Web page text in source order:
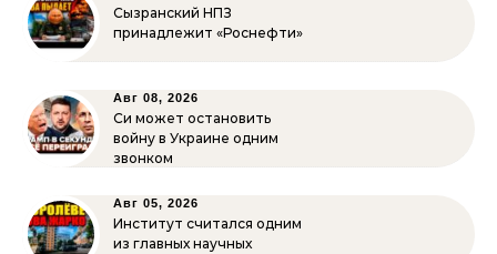
Сызранский НПЗ
принадлежит «Роснефти»
Авг 08, 2026
Си может остановить
войну в Украине одним
звонком
Авг 05, 2026
Институт считался одним
из главных научных